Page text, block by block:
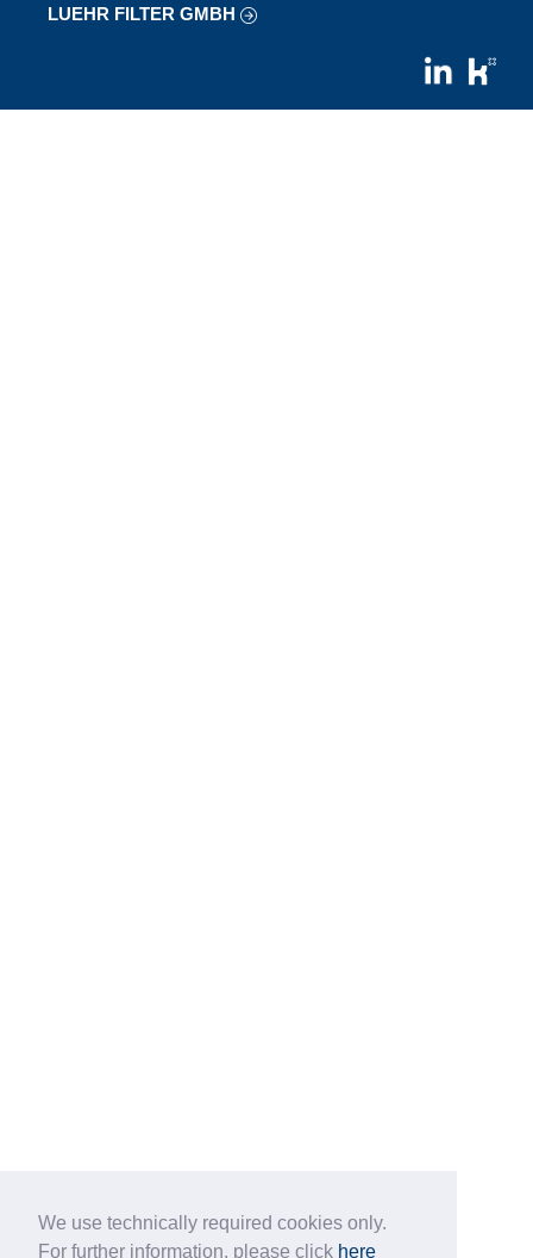
We use technically required cookies only.
For further information, please click here
LUEHR FILTER GMBH